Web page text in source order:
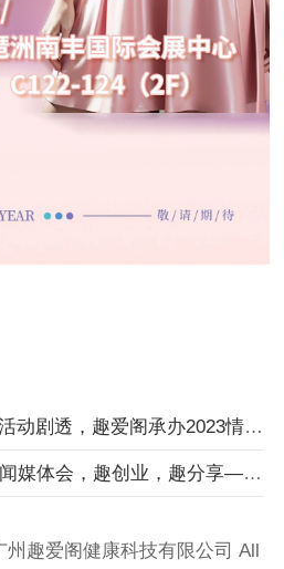
上一篇：性文化节18项活动剧透，趣爱阁承办2023情趣创新创业大会！
下一篇：2023性文化新闻媒体会，趣创业，趣分享—2023广东成人用品市场情趣创新创业大会
趣爱阁健康科技​有限公司 All